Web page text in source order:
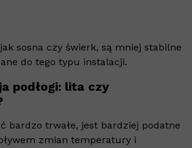
sosna czy świerk, są mniej stabilne
do tego typu instalacji.
podłogi: lita czy
bardzo trwałe, jest bardziej podatne
zmian temperatury i